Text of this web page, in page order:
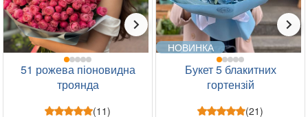
51 рожева піоновидна
троянда
(11)
НОВИНКА
Букет 5 блакитних
гортензій
(21)